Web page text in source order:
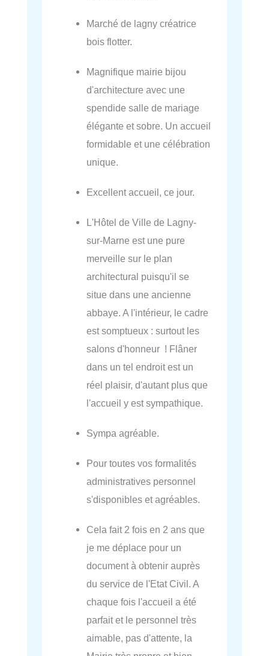
Marché de lagny créatrice
bois flotter.
Magnifique mairie bijou
d'architecture avec une
spendide salle de mariage
élégante et sobre. Un accueil
formidable et une célébration
unique.
Excellent accueil, ce jour.
L'Hôtel de Ville de Lagny-
sur-Marne est une pure
merveille sur le plan
architectural puisqu'il se
situe dans une ancienne
abbaye. A l'intérieur, le cadre
est somptueux : surtout les
salons d'honneur ! Flâner
dans un tel endroit est un
réel plaisir, d'autant plus que
l'accueil y est sympathique.
Sympa agréable.
Pour toutes vos formalités
administratives personnel
s'disponibles et agréables.
Cela fait 2 fois en 2 ans que
je me déplace pour un
document à obtenir auprès
du service de l'Etat Civil. A
chaque fois l'accueil a été
parfait et le personnel très
aimable, pas d'attente, la